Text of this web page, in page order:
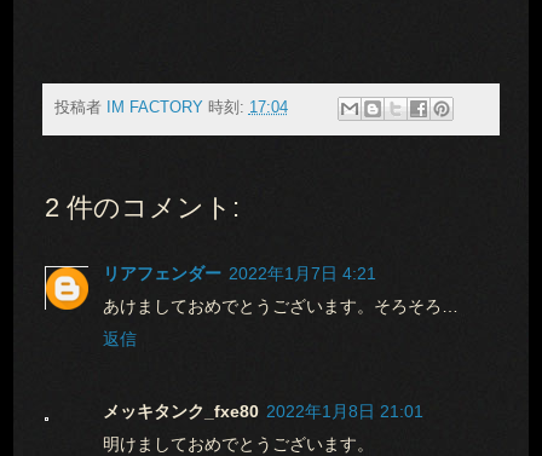
投稿者 IM FACTORY 時刻: 17:04
2 件のコメント:
リアフェンダー 2022年1月7日 4:21
あけましておめでとうございます。そろそろ…
返信
メッキタンク_fxe80 2022年1月8日 21:01
明けましておめでとうございます。